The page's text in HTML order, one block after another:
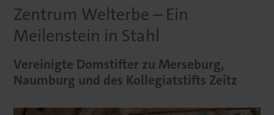
Zentrum Welterbe – Ein
Meilenstein in Stahl
Vereinigte Domstifter zu Merseburg,
Naumburg und des Kollegiatstifts Zeitz